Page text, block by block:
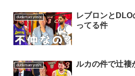
dunkman yoshi
レブロンと
ってる件
dunkman yoshi ルカの件で辻褄